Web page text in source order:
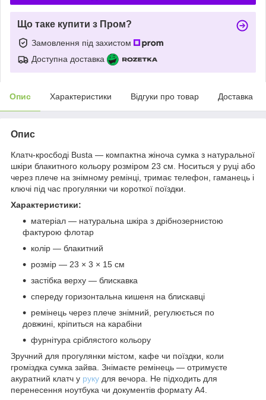
Що таке купити з Пром?
Замовлення під захистом
Доступна доставка
Опис Характеристики Відгуки про товар Доставка
Опис
Клатч-кросбоді Busta — компактна жіноча сумка з натуральної
шкіри блакитного кольору розміром 23 см. Носиться у руці або
через плече на знімному ремінці, тримає телефон, гаманець і
ключі під час прогулянки чи короткої поїздки.
Характеристики:
матеріал — натуральна шкіра з дрібнозернистою
фактурою флотар
колір — блакитний
розмір — 23 × 3 × 15 см
застібка верху — блискавка
спереду горизонтальна кишеня на блискавці
ремінець через плече знімний, регулюється по
довжині, кріпиться на карабіни
фурнітура сріблястого кольору
Зручний для прогулянки містом, кафе чи поїздки, коли
громіздка сумка зайва. Знімаєте ремінець — отримуєте
акуратний клатч у руку для вечора. Не підходить для
перенесення ноутбука чи документів формату А4.